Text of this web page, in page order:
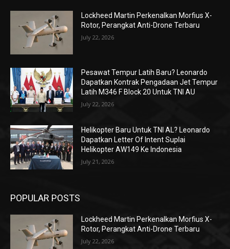
Lockheed Martin Perkenalkan Morfius X-
Rotor, Perangkat Anti-Drone Terbaru
July 22, 2026
Pesawat Tempur Latih Baru? Leonardo
Dapatkan Kontrak Pengadaan Jet Tempur
Latih M346 F Block 20 Untuk TNI AU
July 22, 2026
Helikopter Baru Untuk TNI AL? Leonardo
Dapatkan Letter Of Intent Suplai
Helikopter AW149 Ke Indonesia
July 21, 2026
POPULAR POSTS
Lockheed Martin Perkenalkan Morfius X-
Rotor, Perangkat Anti-Drone Terbaru
July 22, 2026